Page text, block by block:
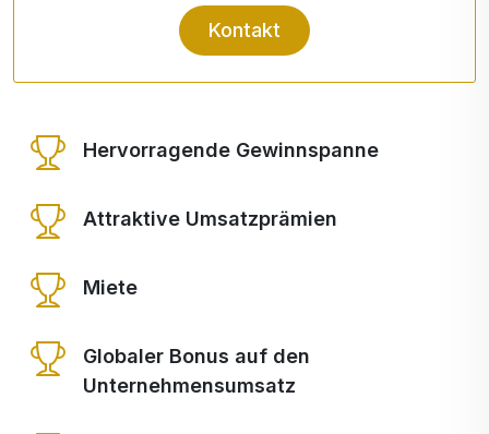
Kontakt
Hervorragende Gewinnspanne
Attraktive Umsatzprämien
Miete
Globaler Bonus auf den
Unternehmensumsatz